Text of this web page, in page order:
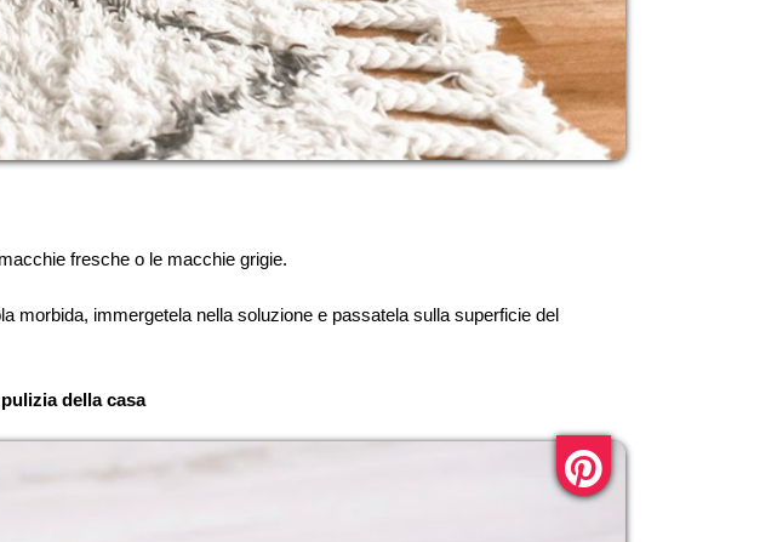
fresche o le macchie grigie.
morbida, immergetela nella soluzione e passatela sulla superficie del
della casa